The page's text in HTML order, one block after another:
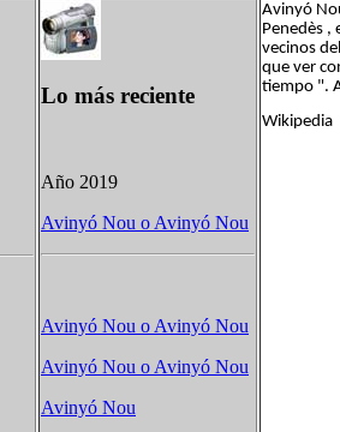
Lo más reciente
Año 2019
Avinyó Nou o Avinyó Nou
Avinyó Nou o Avinyó Nou
Avinyó Nou o Avinyó Nou
Avinyó Nou
Avinyó
Penedès ,
vecinos
que ver
tiempo ".
Wikipedia